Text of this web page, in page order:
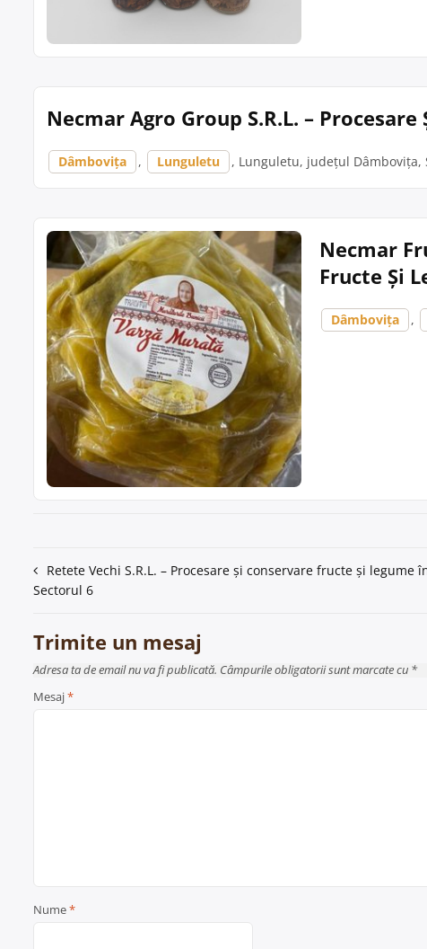
Necmar Agro Group S.R.L. –
Dâmbovița , Lunguletu , Lunguletu, județul Dâmbovița,
Necmar
Fructe Și
Dâmbovița ,
Navigare
în
articole
Retete Vechi S.R.L. – Procesare și conservare fructe și legume
Sectorul 6
Trimite un mesaj
Adresa ta de email nu va fi publicată. Câmpurile obligatorii sunt marcate cu *
Mesaj*
Nume*